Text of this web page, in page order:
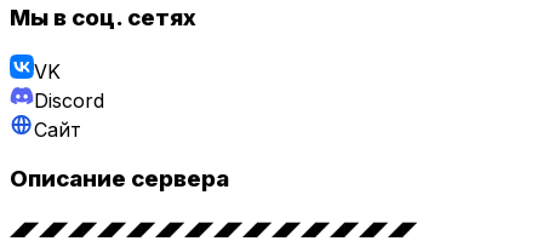
Мы в соц. сетях
VK
Discord
Сайт
Описание сервера
◢◤◢◤◢◤◢◤◢◤◢◤◢◤◢◤◢◤◢◤◢◤◢◤◢◤◢◤